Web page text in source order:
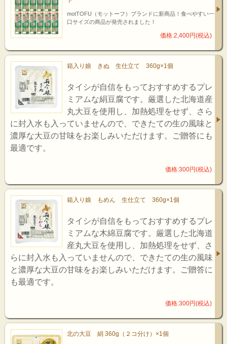
motTOFU（モットーフ）ブランドに新商品！食べやすい一
口サイズの商品が発売されました！
価格:2,400円(税込)
箱入り娘 きぬ 生仕立て 360g×1個
タイシが自信をもっておすすめするプレ
ミアムな絹豆腐です。厳選した北海道産
丸大豆を使用し、加熱処理をせず、さら
に封入水も入っていませんので、できたての生の風味と
濃厚な大豆の甘味をお楽しみいただけます。ご贈答にも
最適です。
価格:300円(税込)
箱入り娘 もめん 生仕立て 360g×1個
タイシが自信をもっておすすめするプレ
ミアムな木綿豆腐です。厳選した北海道
産丸大豆を使用し、加熱処理をせず、さ
らに封入水も入っていませんので、できたての生の風味
と濃厚な大豆の甘味をお楽しみいただけます。ご贈答に
も最適です。
価格:300円(税込)
北の大豆 絹 360g（２コ分け）×1個